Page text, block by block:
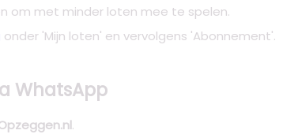
om met minder loten mee te spelen.
onder 'Mijn loten' en vervolgens 'Abonnement'.
WhatsApp
.